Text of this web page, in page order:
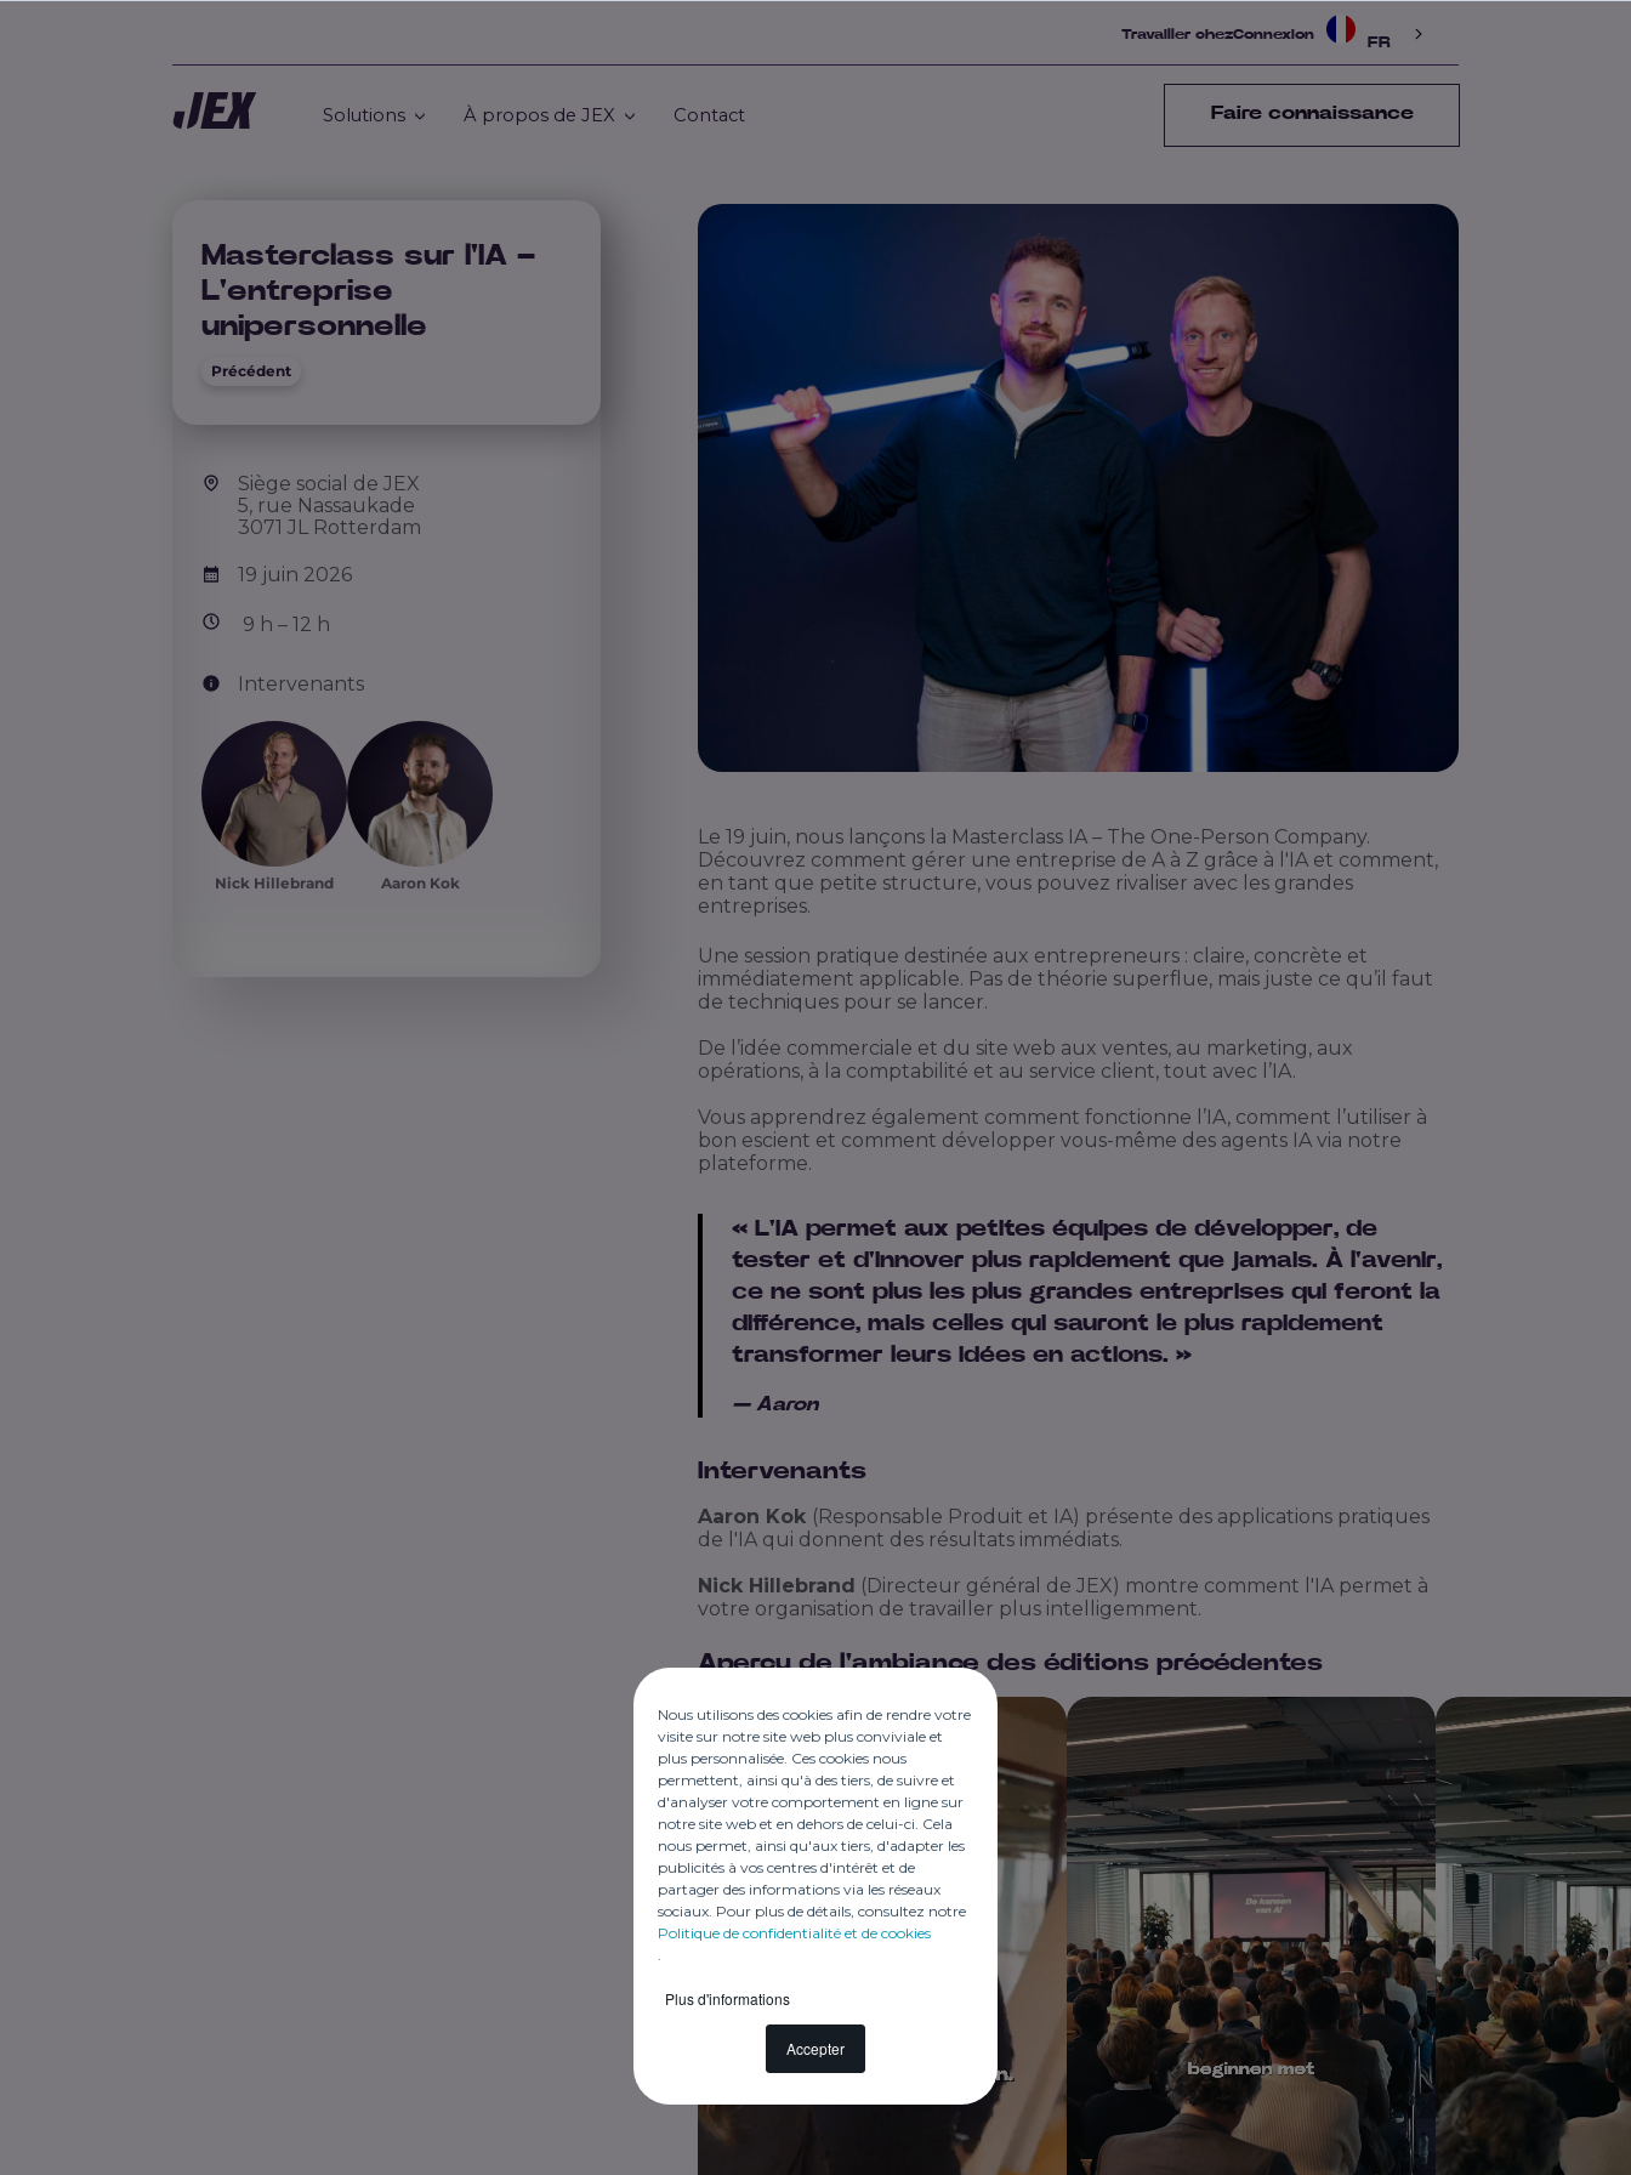
Nous utilisons des cookies afin de rendre votre
visite sur notre site web plus conviviale et
plus personnalisée. Ces cookies nous
permettent, ainsi qu'à des tiers, de suivre et
d'analyser votre comportement en ligne sur
notre site web et en dehors de celui-ci. Cela
nous permet, ainsi qu'aux tiers, d'adapter les
publicités à vos centres d'intérêt et de
partager des informations via les réseaux
sociaux. Pour plus de détails, consultez notre
Politique de confidentialité et de cookies
Plus d'informations
Accepter
Travailler chezConnexion
FR
Solutions À propos de JEX Contact Faire connaissance
Masterclass sur l'IA –
L'entreprise
unipersonnelle
Précédent
Siège social de JEX
5, rue Nassaukade
3071 JL Rotterdam
19 juin 2026
9 h – 12 h
Intervenants
Nick Hillebrand Aaron Kok
Le 19 juin, nous lançons la Masterclass IA – The One-Person Company.
Découvrez comment gérer une entreprise de A à Z grâce à l'IA et comment,
en tant que petite structure, vous pouvez rivaliser avec les grandes
entreprises.
Une session pratique destinée aux entrepreneurs : claire, concrète et
immédiatement applicable. Pas de théorie superflue, mais juste ce qu’il faut
de techniques pour se lancer.
De l’idée commerciale et du site web aux ventes, au marketing, aux
opérations, à la comptabilité et au service client, tout avec l’IA.
Vous apprendrez également comment fonctionne l’IA, comment l’utiliser à
bon escient et comment développer vous-même des agents IA via notre
plateforme.
« L'IA permet aux petites équipes de développer, de
tester et d'innover plus rapidement que jamais. À l'avenir,
ce ne sont plus les plus grandes entreprises qui feront la
différence, mais celles qui sauront le plus rapidement
transformer leurs idées en actions. »
— Aaron
Intervenants
Aaron Kok (Responsable Produit et IA) présente des applications pratiques
de l'IA qui donnent des résultats immédiats.
Nick Hillebrand (Directeur général de JEX) montre comment l'IA permet à
votre organisation de travailler plus intelligemment.
Aperçu de l'ambiance des éditions précédentes